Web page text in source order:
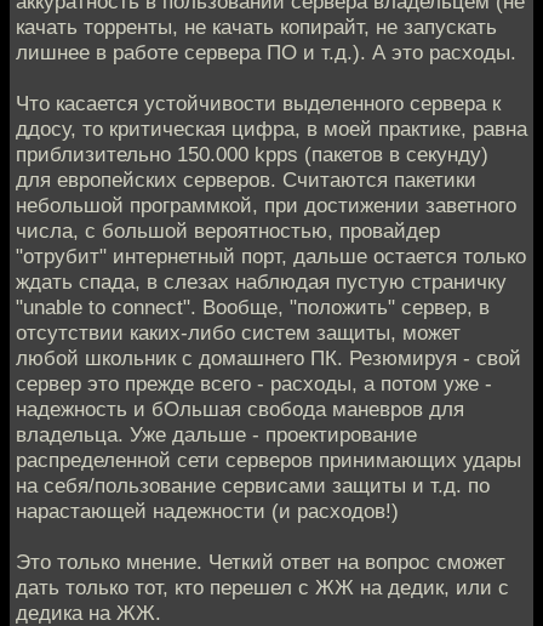
качать торренты, не качать копирайт, не запускать
лишнее в работе сервера ПО и т.д.). А это расходы.
Что касается устойчивости выделенного сервера к
ддосу, то критическая цифра, в моей практике, равна
приблизительно 150.000 kpps (пакетов в секунду)
для европейских серверов. Считаются пакетики
небольшой программкой, при достижении заветного
числа, с большой вероятностью, провайдер
"отрубит" интернетный порт, дальше остается только
ждать спада, в слезах наблюдая пустую страничку
"unable to connect". Вообще, "положить" сервер, в
отсутствии каких-либо систем защиты, может
любой школьник с домашнего ПК. Резюмируя - свой
сервер это прежде всего - расходы, а потом уже -
надежность и бОльшая свобода маневров для
владельца. Уже дальше - проектирование
распределенной сети серверов принимающих удары
на себя/пользование сервисами защиты и т.д. по
нарастающей надежности (и расходов!)
Это только мнение. Четкий ответ на вопрос сможет
дать только тот, кто перешел с ЖЖ на дедик, или с
дедика на ЖЖ.